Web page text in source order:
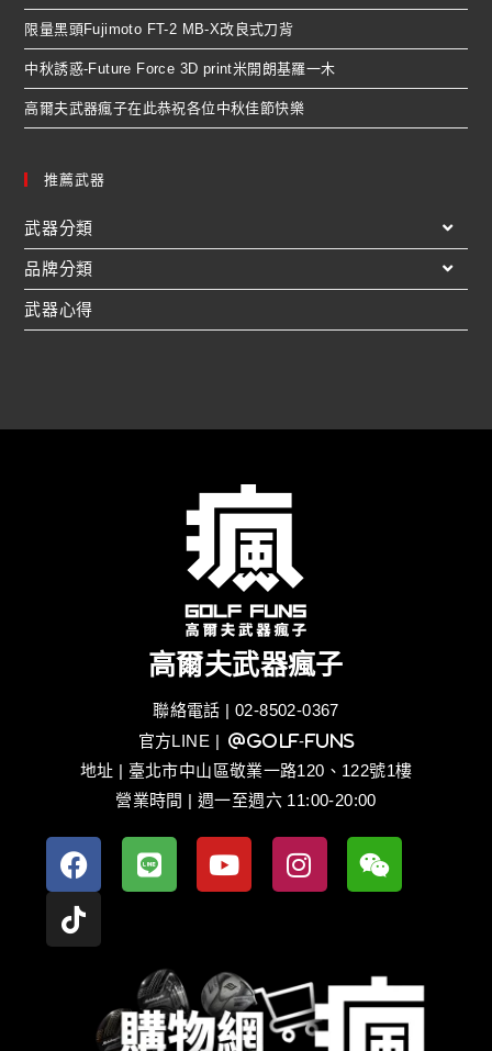
限量黑頭Fujimoto FT-2 MB-X改良式刀背
中秋誘惑-Future Force 3D print米開朗基羅一木
高爾夫武器瘋子在此恭祝各位中秋佳節快樂
推薦武器
武器分類
品牌分類
武器心得
高爾夫武器瘋子
聯絡電話 | 02-8502-0367
官方LINE | @golf-funs
地址 | 臺北市中山區敬業一路120、122號1樓
營業時間 | 週一至週六 11:00-20:00